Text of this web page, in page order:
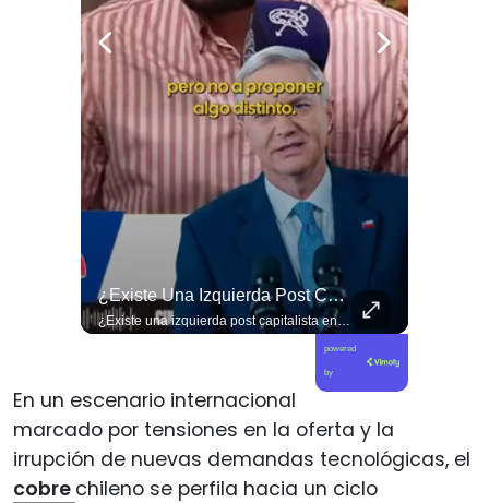
¿Existe Una Izquierda Post Capitalista En Chile?
¿Existe una izquierda post capitalista en Chile? 🤔 Esta semana tuvimos panelazo en Gobierno de Emergencia con @giordanociudadano @jpsanhuezatortella y @naticastilloabogada 🔥
powered
by
En un escenario internacional
marcado por tensiones en la oferta y la
irrupción de nuevas demandas tecnológicas, el
cobre chileno se perfila hacia un ciclo